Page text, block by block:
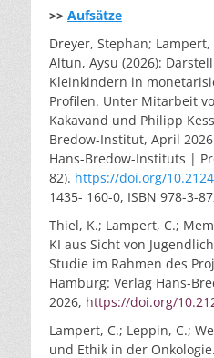
>> Aufsätze
Dreyer, Stephan;
Altun, Aysu (2026):
Kleinkindern in
Profilen. Unter Mitarbeit
Kakavand und Philipp
Bredow-Institut, April
Hans-Bredow-Instituts |
82). https://doi.org/
1435- 160-0, ISBN 978-3-
Thiel, K.; Lampert, C.;
KI aus Sicht von
Studie im Rahmen des
Hamburg: Verlag Hans-
2026, https://doi.org/
Lampert, C.; Leppin, C.;
und Ethik in der